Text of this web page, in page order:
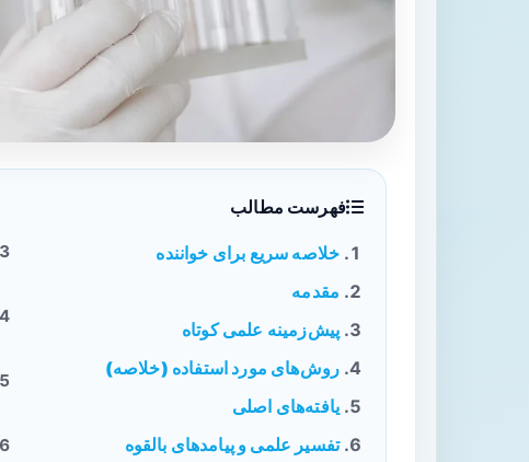
فهرست مطالب
خلاصه سریع برای خواننده
مقدمه
پیش‌زمینه علمی کوتاه
روش‌های مورد استفاده (خلاصه)
یافته‌های اصلی
تفسیر علمی و پیامدهای بالقوه